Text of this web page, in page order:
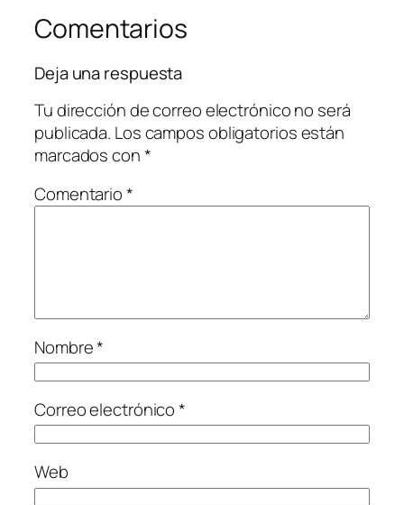
Comentarios
Deja una respuesta
Tu dirección de correo electrónico no será
publicada. Los campos obligatorios están
marcados con*
Comentario*
Nombre*
Correo electrónico*
Web